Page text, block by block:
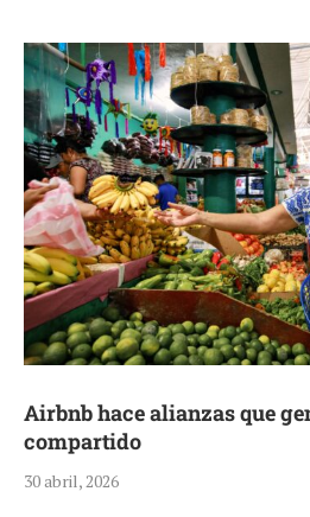
Airbnb hace alianzas que
compartido
30 abril, 2026